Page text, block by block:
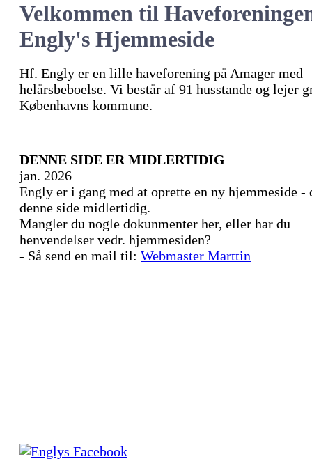
Velkommen til
Engly's Hjemmeside
Hf. Engly er en lille haveforening på Amager med
helårsbeboelse. Vi består af 91 husstande og lejer
Københavns kommune.
DENNE SIDE ER MIDLERTIDIG
jan. 2026
Engly er i gang med at oprette en ny hjemmeside -
denne side midlertidig.
Mangler du nogle dokunmenter her, eller har du
henvendelser vedr. hjemmesiden?
- Så send en mail til: Webmaster Marttin